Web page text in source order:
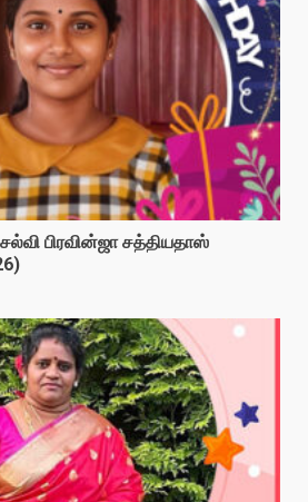
பிரவின்ஜா சத்தியதாஸ்